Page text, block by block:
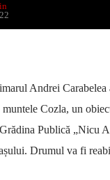
Andrei Carabelea
muntele Cozla, un
Publică „Nicu
Drumul va fi